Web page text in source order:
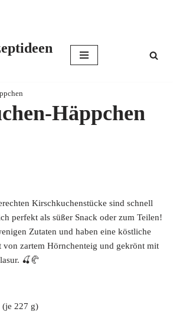
Häppchen
Kirschkuchenstücke sind schnell
perfekt als süßer Snack oder zum Teilen!
Zutaten und haben eine köstliche
zartem Hörnchenteig und gekrönt mit
🍒🥐
(je 227 g)